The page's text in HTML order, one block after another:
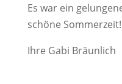
Es war ein
schöne Sommerzeit!
Ihre Gabi Bräunlich